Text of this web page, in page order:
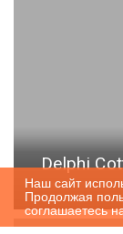
Delphi
Наш сайт
Продолжая
соглашаетесь